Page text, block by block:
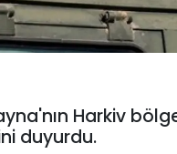
Harkiv
duyurdu.